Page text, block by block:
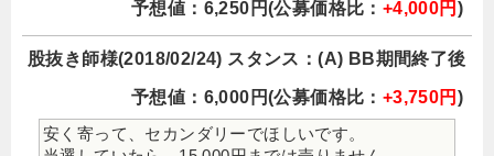
予想値：6,250円(公募価格比： +4,000円 )
股抜き師様(2018/02/24) スタンス：(A) BB期間終了後
予想値：6,000円(公募価格比： +3,750円 )
安く寄って、セカンダリーでほしいです。